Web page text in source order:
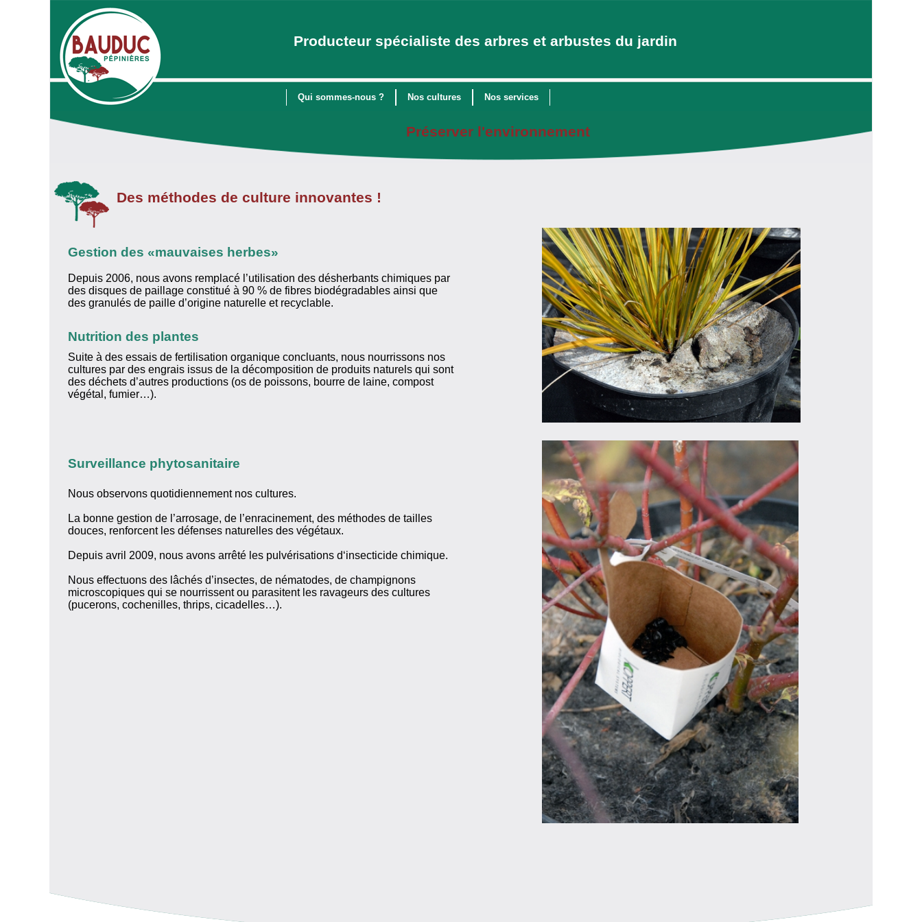
Des méthodes de culture innovantes !
Gestion des «mauvaises herbes»
Depuis 2006, nous avons remplacé l’utilisation des désherbants chimiques par
des disques de paillage constitué à 90 % de fibres biodégradables ainsi que
des granulés de paille d’origine naturelle et recyclable.
Nutrition des plantes
Suite à des essais de fertilisation organique concluants, nous nourrissons nos
cultures par des engrais issus de la décomposition de produits naturels qui sont
des déchets d’autres productions (os de poissons, bourre de laine, compost
végétal, fumier…).
Surveillance phytosanitaire
Nous observons quotidiennement nos cultures.
La bonne gestion de l’arrosage, de l’enracinement, des méthodes de tailles
douces, renforcent les défenses naturelles des végétaux.
Depuis avril 2009, nous avons arrêté les pulvérisations d‘insecticide chimique.
Nous effectuons des lâchés d’insectes, de nématodes, de champignons
microscopiques qui se nourrissent ou parasitent les ravageurs des cultures
(pucerons, cochenilles, thrips, cicadelles…).
Producteur spécialiste des arbres et arbustes du jardin
Préserver l'environnement
Qui sommes-nous ? Nos cultures Nos services